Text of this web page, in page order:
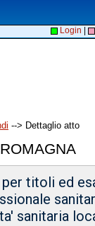
Login
--> Dettaglio atto
titoli ed
sanitaria